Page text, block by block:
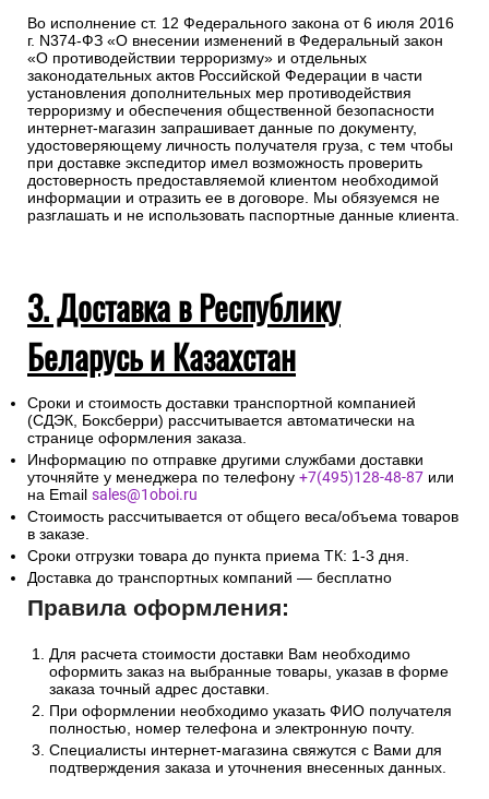
Во исполнение ст. 12 Федерального закона от 6 июля 2016
г. N374-ФЗ «О внесении изменений в Федеральный закон
«О противодействии терроризму» и отдельных
законодательных актов Российской Федерации в части
установления дополнительных мер противодействия
терроризму и обеспечения общественной безопасности
интернет-магазин запрашивает данные по документу,
удостоверяющему личность получателя груза, с тем чтобы
при доставке экспедитор имел возможность проверить
достоверность предоставляемой клиентом необходимой
информации и отразить ее в договоре. Мы обязуемся не
разглашать и не использовать паспортные данные клиента.
3. Доставка в Республику
Беларусь и Казахстан
Сроки и стоимость доставки транспортной компанией
(СДЭК, Боксберри) рассчитывается автоматически на
странице оформления заказа.
Информацию по отправке другими службами доставки
уточняйте у менеджера по телефону +7(495)128-48-87 или
на Email sales@1oboi.ru
Стоимость рассчитывается от общего веса/объема товаров
в заказе.
Сроки отгрузки товара до пункта приема ТК: 1-3 дня.
Доставка до транспортных компаний — бесплатно
Правила оформления:
Для расчета стоимости доставки Вам необходимо
оформить заказ на выбранные товары, указав в форме
заказа точный адрес доставки.
При оформлении необходимо указать ФИО получателя
полностью, номер телефона и электронную почту.
Специалисты интернет-магазина свяжутся с Вами для
подтверждения заказа и уточнения внесенных данных.